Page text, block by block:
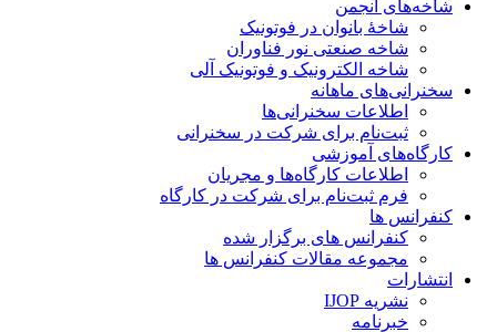
شاخه‌های انجمن
شاخۀ بانوان در فوتونیک
شاخه صنعتی نور فناوران
شاخه‌ الکترونیک و فوتونیک آلی
سخنرانی‌های ماهانه
اطلاعات سخنرانی‌‌ها
ثبت‌نام برای شرکت در سخنرانی
کارگاه‌های آموزشی
اطلاعات کارگاه‌ها و مجریان
فرم ثبت‌نام برای شرکت در کارگاه
کنفرانس ها
کنفرانس های برگزار شده
مجموعه مقالات کنفرانس ها
انتشارات
نشریه IJOP
خبرنامه